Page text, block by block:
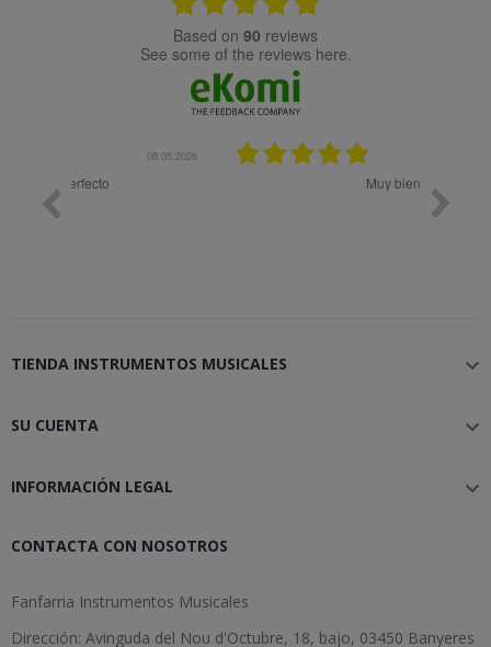
based on 90 reviews
see some of the reviews here.
08.04.2026
TIENDA INSTRUMENTOS MUSICALES 
SU CUENTA 
INFORMACIÓN LEGAL 
CONTACTA CON NOSOTROS
Fanfarria Instrumentos Musicales
Dirección: Avinguda del Nou d'Octubre, 18, bajo, 03450 Banyeres